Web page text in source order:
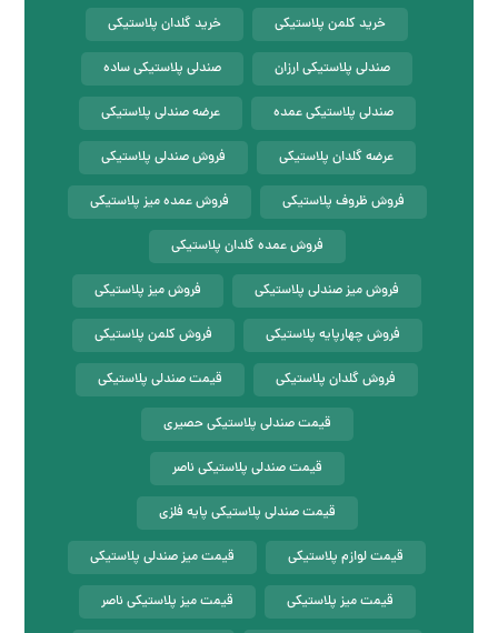
خرید کلمن پلاستیکی خرید گلدان پلاستیکی
صندلی پلاستیکی ارزان صندلی پلاستیکی ساده
صندلی پلاستیکی عمده عرضه صندلی پلاستیکی
عرضه گلدان پلاستیکی فروش صندلی پلاستیکی
فروش ظروف پلاستیکی فروش عمده میز پلاستیکی
فروش عمده گلدان پلاستیکی
فروش میز صندلی پلاستیکی فروش میز پلاستیکی
فروش چهارپایه پلاستیکی فروش کلمن پلاستیکی
فروش گلدان پلاستیکی قیمت صندلی پلاستیکی
قیمت صندلی پلاستیکی حصیری
قیمت صندلی پلاستیکی ناصر
قیمت صندلی پلاستیکی پایه فلزی
قیمت لوازم پلاستیکی قیمت میز صندلی پلاستیکی
قیمت میز پلاستیکی قیمت میز پلاستیکی ناصر